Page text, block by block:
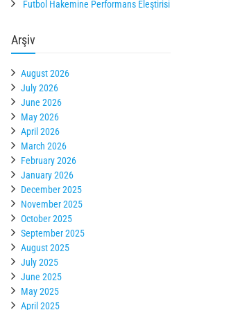
Futbol Hakemine Performans Eleştirisi
Arşiv
August 2026
July 2026
June 2026
May 2026
April 2026
March 2026
February 2026
January 2026
December 2025
November 2025
October 2025
September 2025
August 2025
July 2025
June 2025
May 2025
April 2025